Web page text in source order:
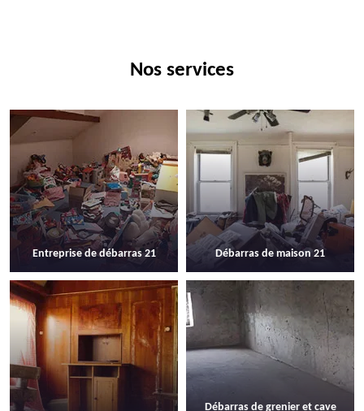
Nos services
Entreprise de débarras 21 Débarras de maison 21
Débarras de grenier et cave